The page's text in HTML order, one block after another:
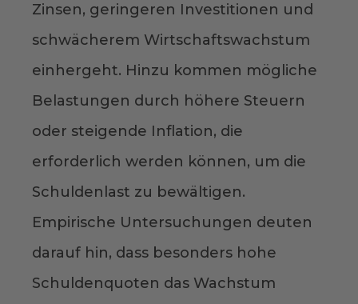
Zinsen, geringeren Investitionen und
schwächerem Wirtschaftswachstum
einhergeht. Hinzu kommen mögliche
Belastungen durch höhere Steuern
oder steigende Inflation, die
erforderlich werden können, um die
Schuldenlast zu bewältigen.
Empirische Untersuchungen deuten
darauf hin, dass besonders hohe
Schuldenquoten das Wachstum